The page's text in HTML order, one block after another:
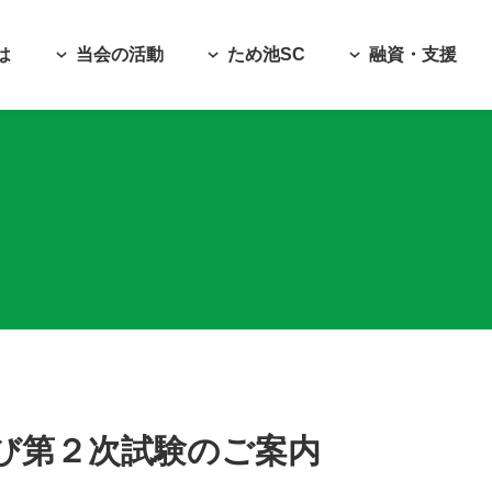
当会の活動 ため池SC 融資・支援
第２次試験のご案内